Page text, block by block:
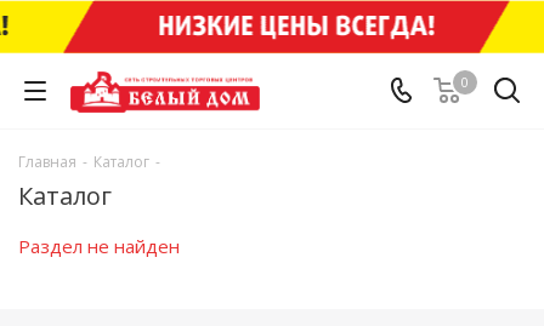
0
Главная - Каталог -
Каталог
Раздел не найден